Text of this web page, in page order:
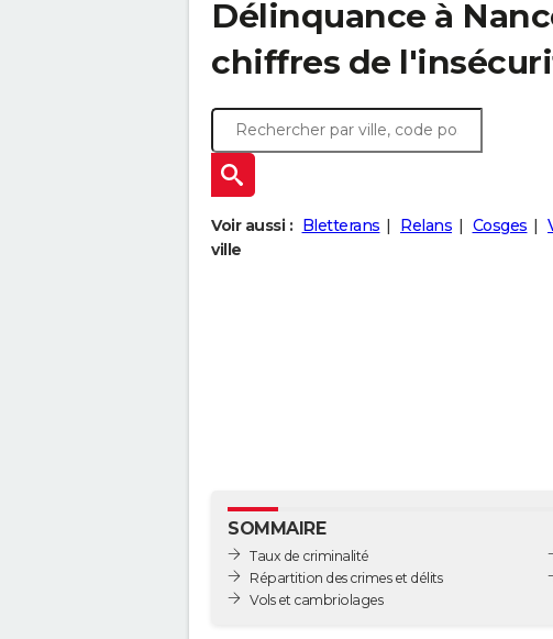
Délinquance à
chiffres de
Voir aussi : Bletterans Relans Cosges
ville
SOMMAIRE
Taux de criminalité
Répartition des crimes et délits
Vols et cambriolages